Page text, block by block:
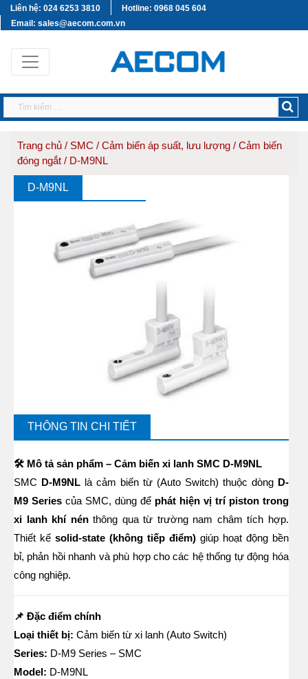
Liên hệ: 024 6253 3810
Hotline: 0968 045 604
Email: sales@aecom.com.vn
Trang chủ / SMC / Cảm biến áp suất, lưu lượng / Cảm biến
đóng ngắt / D-M9NL
D-M9NL
THÔNG TIN CHI TIẾT
🛠️ Mô tả sản phẩm – Cảm biến xi lanh SMC D-M9NL
SMC D-M9NLlà cảm biến từ (Auto Switch) thuộc dòng D-
M9 Seriescủa SMC, dùng để phát hiện vị trí piston trong
xi lanh khí nénthông qua từ trường nam châm tích hợp.
Thiết kế solid-state (không tiếp điểm)giúp hoạt động bền
bỉ, phản hồi nhanh và phù hợp cho các hệ thống tự động hóa
công nghiệp.
📌 Đặc điểm chính
Loại thiết bị: Cảm biến từ xi lanh (Auto Switch)
Series: D-M9 Series – SMC
Model: D-M9NL